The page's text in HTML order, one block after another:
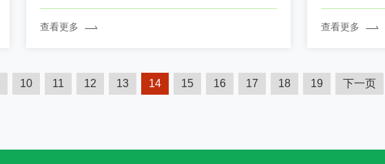
查看更多
参加。 ...
查看更多
10 11 12 13 14 15 16 17 18 19 下一页